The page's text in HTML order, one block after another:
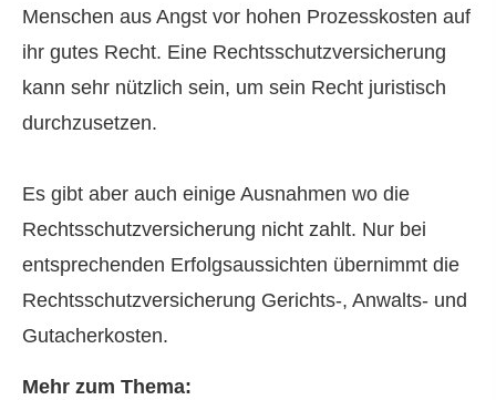
Menschen aus Angst vor hohen Prozesskosten auf
ihr gutes Recht. Eine Rechts­schutz­ver­si­che­rung
kann sehr nützlich sein, um sein Recht juristisch
durchzusetzen.
Es gibt aber auch einige Ausnahmen wo die
Rechts­schutz­ver­si­che­rung nicht zahlt. Nur bei
entsprechenden Erfolgsaussichten übernimmt die
Rechts­schutz­ver­si­che­rung Gerichts-, Anwalts- und
Gutacherkosten.
Mehr zum Thema: